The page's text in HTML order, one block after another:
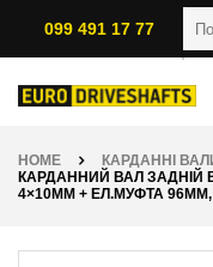
099 491 17 77
HOME КАРДАННІ
КАРДАННИЙ ВАЛ ЗАДНІЙ
4×10ММ + ЕЛ.МУФТА 96ММ,